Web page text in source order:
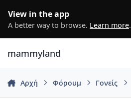
View in the app
A better way to browse. Learn more.
mammyland
Αρχή Φόρουμ Γονείς